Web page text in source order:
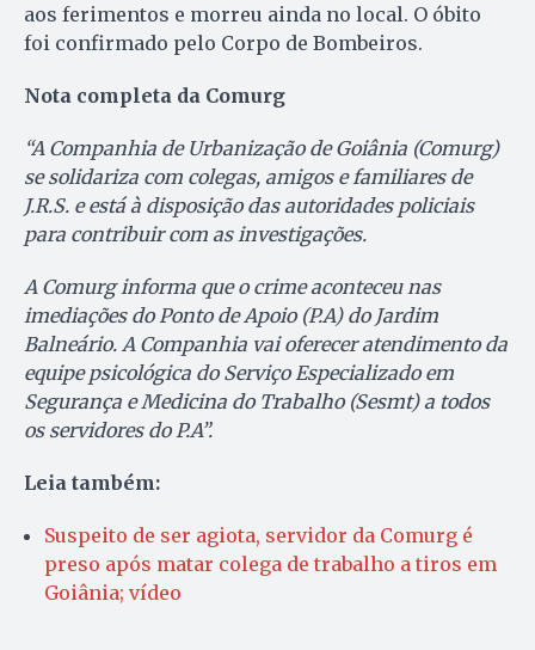
aos ferimentos e morreu ainda no local. O óbito
foi confirmado pelo Corpo de Bombeiros.
Nota completa da Comurg
“A Companhia de Urbanização de Goiânia (Comurg)
se solidariza com colegas, amigos e familiares de
J.R.S. e está à disposição das autoridades policiais
para contribuir com as investigações.
A Comurg informa que o crime aconteceu nas
imediações do Ponto de Apoio (P.A) do Jardim
Balneário. A Companhia vai oferecer atendimento da
equipe psicológica do Serviço Especializado em
Segurança e Medicina do Trabalho (Sesmt) a todos
os servidores do P.A”.
Leia também:
Suspeito de ser agiota, servidor da Comurg é
preso após matar colega de trabalho a tiros em
Goiânia; vídeo